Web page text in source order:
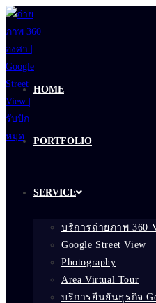
Skip
to
content
HOME
PORTFOLIO
SERVICE
บริการถ่ายภาพ 360
Google Street View
Photography
Area Virtual Tour
บริการยืนยันธุรกิจ